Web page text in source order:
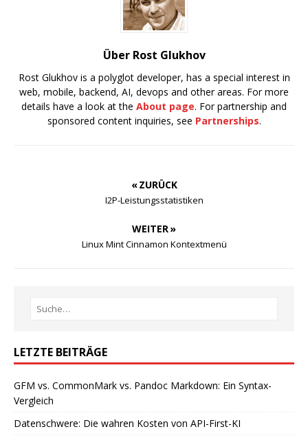
Über Rost Glukhov
Rost Glukhov is a polyglot developer, has a special interest in
web, mobile, backend, AI, devops and other areas. For more
details have a look at the About page. For partnership and
sponsored content inquiries, see Partnerships.
« ZURÜCK
I2P-Leistungsstatistiken
WEITER »
Linux Mint Cinnamon Kontextmenü
LETZTE BEITRÄGE
GFM vs. CommonMark vs. Pandoc Markdown: Ein Syntax-
Vergleich
Datenschwere: Die wahren Kosten von API-First-KI